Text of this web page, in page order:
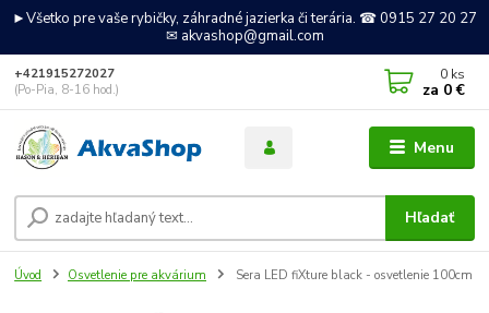
►Všetko pre vaše rybičky, záhradné jazierka či terária. ☎ 0915 27 20 27
✉ akvashop@gmail.com
Menu
Hľadať
+421915272027
(Po-Pia, 8-16 hod.)
0 ks
za 0 €
Úvod Osvetlenie pre akvárium Sera LED fiXture black - osvetlenie 100cm